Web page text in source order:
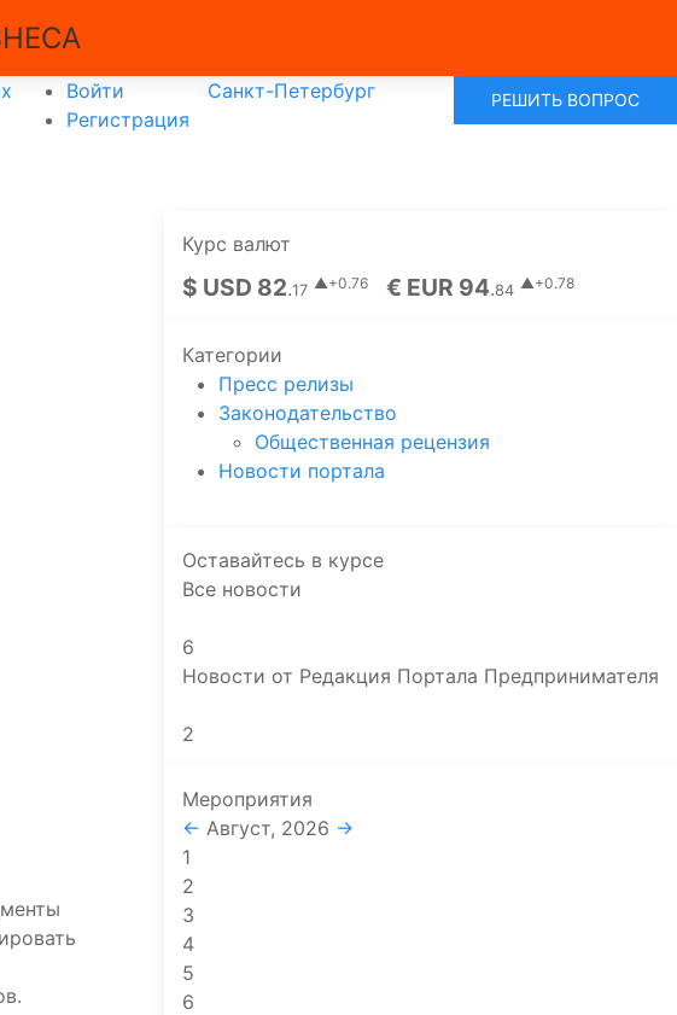
Войти
Регистрация
Санкт-Петербург РЕШИТЬ ВОПРОС
Курс валют
$ USD 82.17 ▲+0.76 € EUR 94.84 ▲+0.78
Категории
Пресс релизы
Законодательство
Общественная рецензия
Новости портала
Оставайтесь в курсе
Все новости
6
Новости от Редакция Портала Предпринимателя
2
Мероприятия
← Август, 2026 →
1
2
3
4
5
6